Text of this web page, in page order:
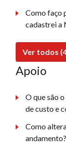
Como faço
cadastrei a
Ver todos
Apoio
O que são
de custo e
Como
andamento?